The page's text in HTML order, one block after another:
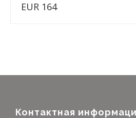
EUR 164
Контактная